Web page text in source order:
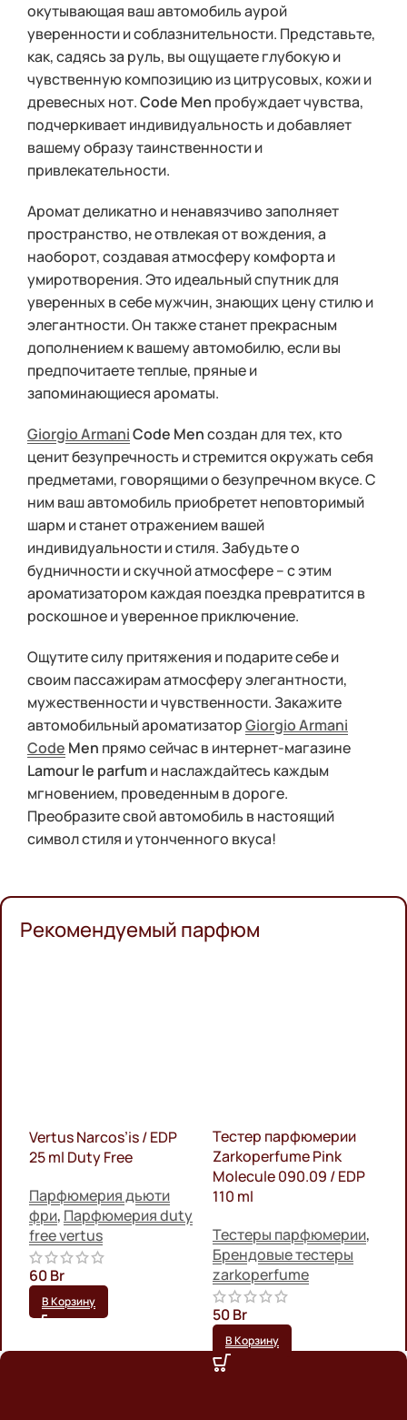
окутывающая ваш автомобиль аурой
уверенности и соблазнительности. Представьте,
как, садясь за руль, вы ощущаете глубокую и
чувственную композицию из цитрусовых, кожи и
древесных нот.Code Men пробуждает чувства,
подчеркивает индивидуальность и добавляет
вашему образу таинственности и
привлекательности.
Аромат деликатно и ненавязчиво заполняет
пространство, не отвлекая от вождения, а
наоборот, создавая атмосферу комфорта и
умиротворения. Это идеальный спутник для
уверенных в себе мужчин, знающих цену стилю и
элегантности. Он также станет прекрасным
дополнением к вашему автомобилю, если вы
предпочитаете теплые, пряные и
запоминающиеся ароматы.
Giorgio ArmaniCode Menсоздан для тех, кто
ценит безупречность и стремится окружать себя
предметами, говорящими о безупречном вкусе. С
ним ваш автомобиль приобретет неповторимый
шарм и станет отражением вашей
индивидуальности и стиля. Забудьте о
будничности и скучной атмосфере – с этим
ароматизатором каждая поездка превратится в
роскошное и уверенное приключение.
Ощутите силу притяжения и подарите себе и
своим пассажирам атмосферу элегантности,
мужественности и чувственности. Закажите
автомобильный ароматизаторGiorgio Armani
Code Men прямо сейчас в интернет-магазине
Lamour le parfumи наслаждайтесь каждым
мгновением, проведенным в дороге.
Преобразите свой автомобиль в настоящий
символ стиля и утонченного вкуса!
Рекомендуемый парфюм
Vertus Narcos’is / EDP
25 ml Duty Free
Парфюмерия дьюти
фри, Парфюмерия duty
free vertus
60Br
В Корзину
Тестер парфюмерии
Zarkoperfume Pink
Molecule 090.09 / EDP
110 ml
Тестеры парфюмерии,
Брендовые тестеры
zarkoperfume
50Br
В Корзину